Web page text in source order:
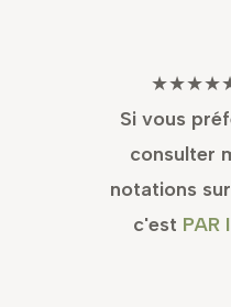
Si vous
consulter
notations
c'est PAR